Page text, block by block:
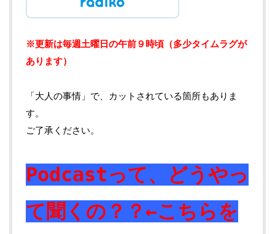
※更新は毎週土曜日の午前９時頃（多少タイムラグが
あります）
「大人の事情」で、カットされている箇所もありま
す。
ご了承ください。
Podcastって、どうやっ
て聞くの？？←こちらを